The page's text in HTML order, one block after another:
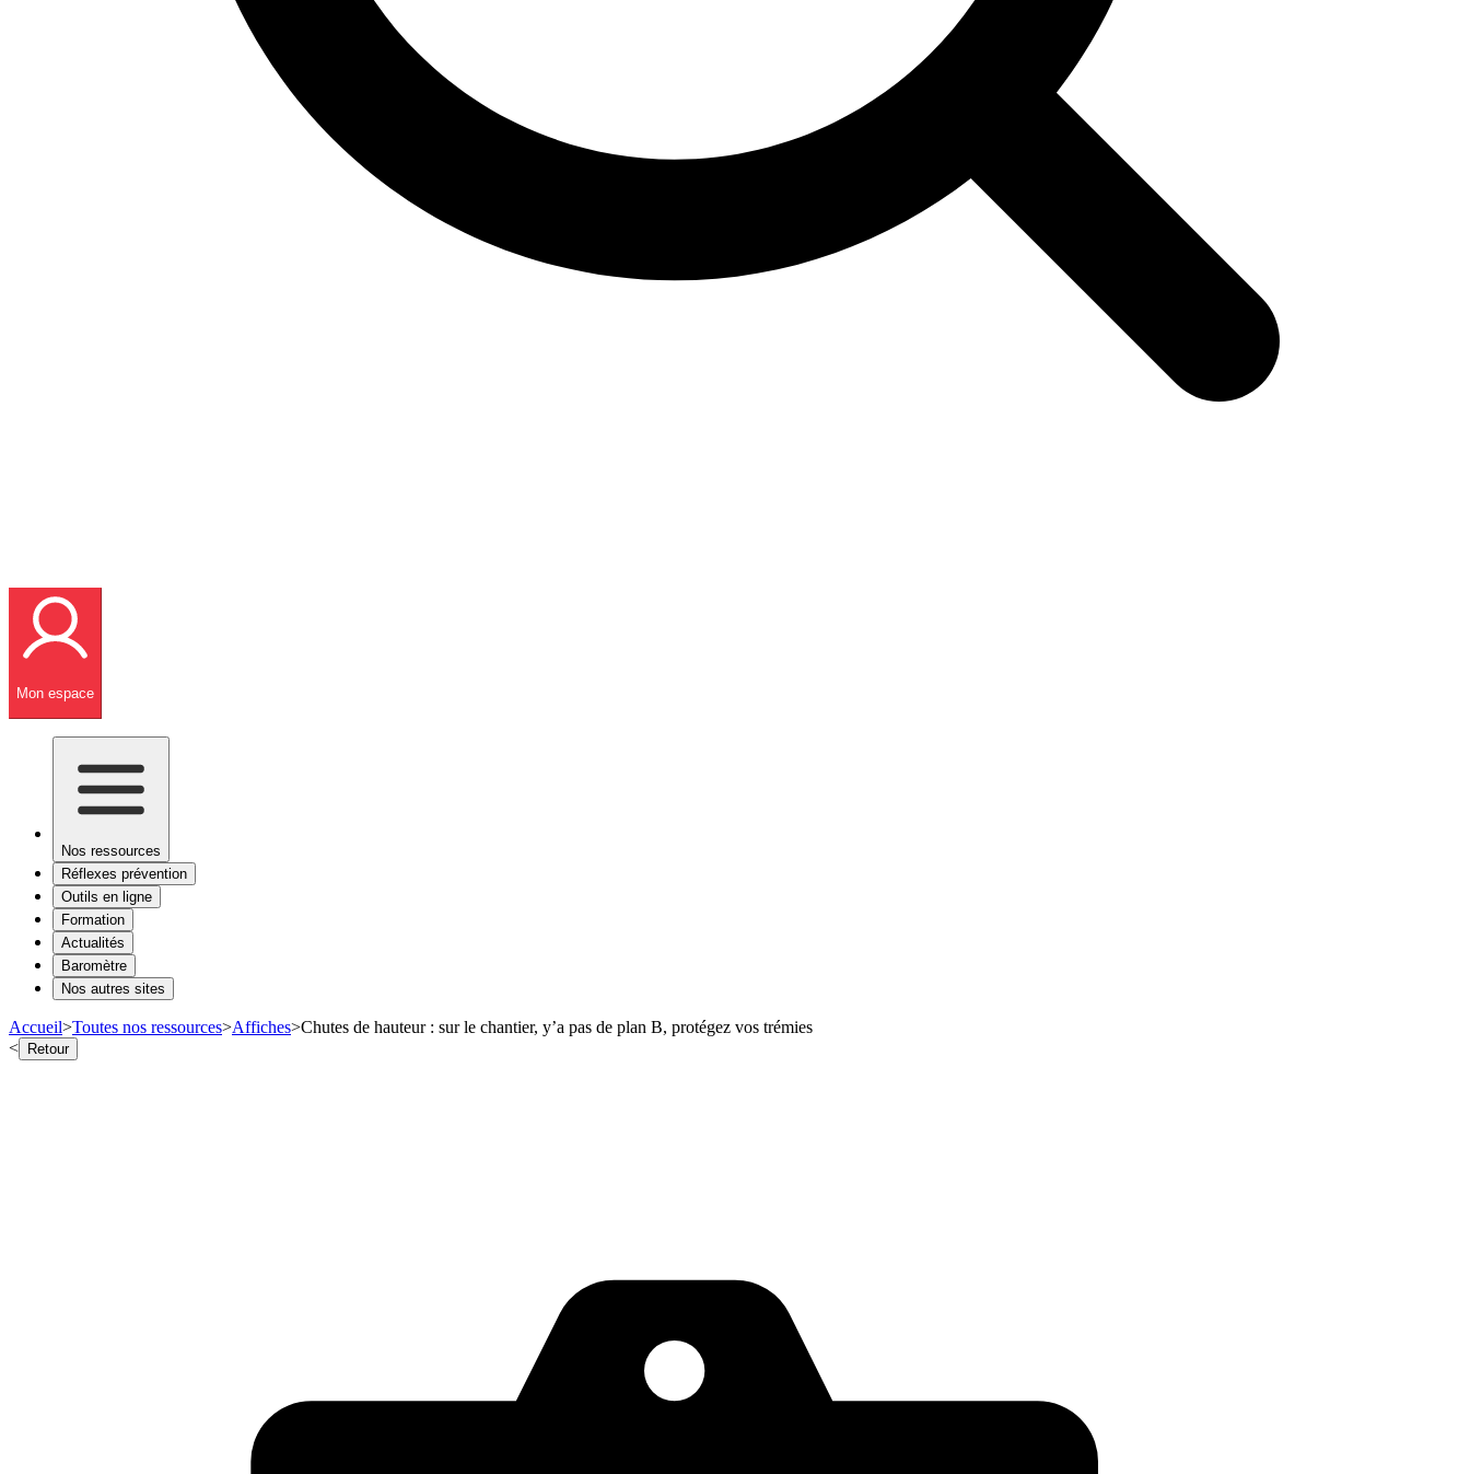
Mon espace
Nos ressources
Réflexes prévention
Outils en ligne
Formation
Actualités
Baromètre
Nos autres sites
Accueil>Toutes nos ressources>Affiches>Chutes de hauteur : sur le chantier, y’a pas de plan B, protégez vos trémies
< Retour